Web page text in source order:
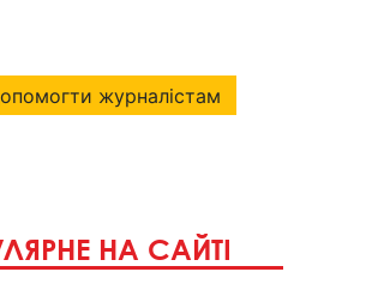
журналістам
НА САЙТІ